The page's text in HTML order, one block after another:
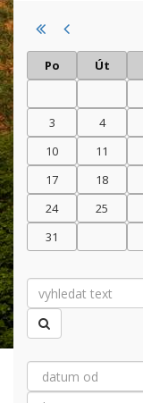
Po Út
3
4
10
11
17
18
24
25
31